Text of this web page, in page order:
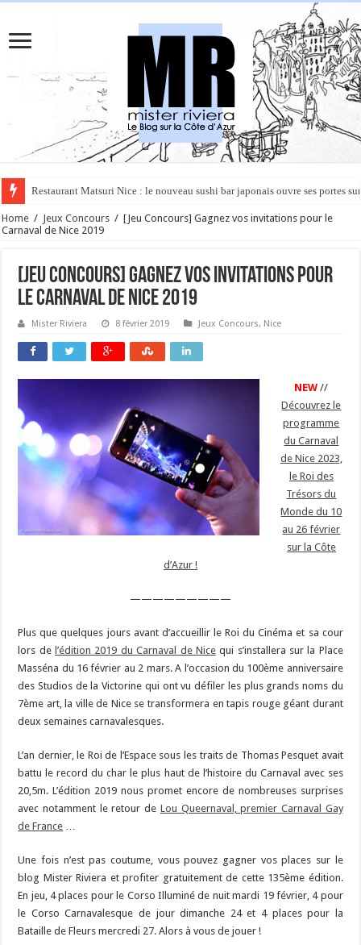
Rüya à Cannes : le restaurant éphémère de l’Hôtel Carlton pour un
Home / Jeux Concours / [Jeu Concours] Gagnez vos invitations pour le
Carnaval de Nice 2019
[Jeu Concours] Gagnez vos invitations pour
le Carnaval de Nice 2019
Mister Riviera 8 février 2019 Jeux Concours, Nice
NEW //
Découvrez le
programme
du Carnaval
de Nice 2023,
le Roi des
Trésors du
Monde du 10
au 26 février
sur la Côte
d’Azur !
—————————
Plus que quelques jours avant d’accueillir le Roi du Cinéma et sa cour
lors de l’édition 2019 du Carnaval de Nicequi s’installera sur la Place
Masséna du 16 février au 2 mars. A l’occasion du 100ème anniversaire
des Studios de la Victorine qui ont vu défiler les plus grands noms du
7ème art, la ville de Nice se transformera en tapis rouge géant durant
deux semaines carnavalesques.
L’an dernier, le Roi de l’Espace sous les traits de Thomas Pesquet avait
battu le record du char le plus haut de l’histoire du Carnaval avec ses
20,5m. L’édition 2019 nous promet encore de nombreuses surprises
avec notamment le retour de Lou Queernaval, premier Carnaval Gay
de France …
Une fois n’est pas coutume, vous pouvez gagner vos places sur le
blog Mister Riviera et profiter gratuitement de cette 135ème édition.
En jeu, 4 places pour le Corso Illuminé de nuit mardi 19 février, 4 pour
le Corso Carnavalesque de jour dimanche 24 et 4 places pour la
Bataille de Fleurs mercredi 27. Alors à vous de jouer !